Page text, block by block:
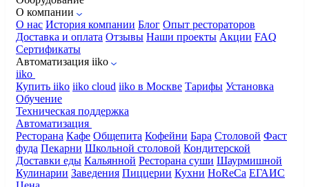
О компании
О нас История компании Блог Опыт рестораторов
Доставка и оплата Отзывы Наши проекты Акции FAQ
Сертификаты
Автоматизация iiko
iiko
Купить iiko iiko cloud iiko в Москве Тарифы Установка
Обучение
Техническая поддержка
Автоматизация
Ресторана Кафе Общепита Кофейни Бара Столовой Фаст
фуда Пекарни Школьной столовой Кондитерской
Доставки еды Кальянной Ресторана суши Шаурмишной
Кулинарии Заведения Пиццерии Кухни HoReCa ЕГАИС